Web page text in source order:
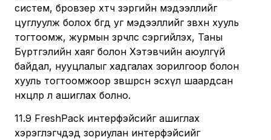
систем, бровзер хөтөч зэргийн мэдээллийг
цуглуулж болох бөгөөд уг мэдээллийг зөвхөн хууль
тогтоомж, журмын зөрчлөөс сэргийлэх, Таны
Бүртгэлийн хаяг болон Хэтэвчийн аюулгүй
байдал, нууцлалыг хадгалах зорилгоор болон
хууль тогтоомжоор зөвшөөрсөн эсхүл шаардсан
нөхцөлөөр л ашиглах болно.
11.9 FreshPack интерфэйсийг ашиглах
хэрэглэгчдэд зориулан интерфэйсийг